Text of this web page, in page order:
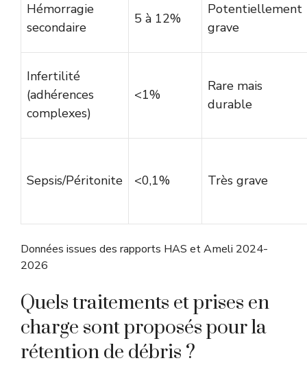
Hémorragie
secondaire
5 à 12%
Potentiellement
grave
Infertilité
(adhérences
complexes)
<1%
Rare mais
durable
Sepsis/Péritonite <0,1% Très grave
Données issues des rapports HAS et Ameli 2024-
2026
Quels traitements et prises en
charge sont proposés pour la
rétention de débris ?